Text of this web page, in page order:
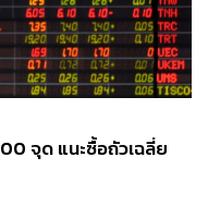
จุด แนะซื้อถัวเฉลี่ย